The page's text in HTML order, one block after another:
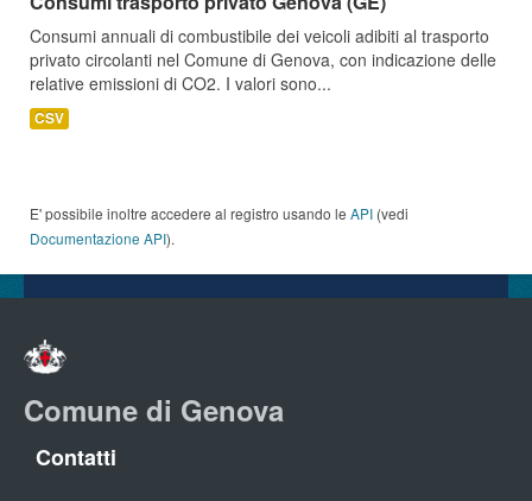
Consumi annuali di combustibile dei veicoli adibiti al trasporto
privato circolanti nel Comune di Genova, con indicazione delle
relative emissioni di CO2. I valori sono...
CSV
E' possibile inoltre accedere al registro usando le API (vedi
Documentazione API).
Comune di Genova
Contatti